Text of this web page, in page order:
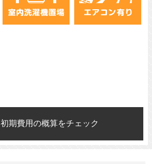
初期費用の概算をチェック